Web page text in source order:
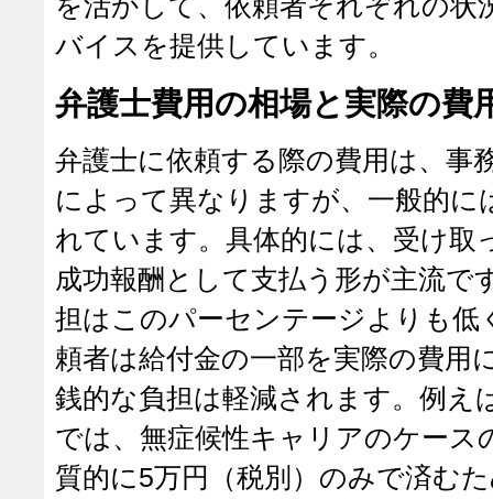
バイスを提供しています。
弁護士費用の相場と実際の費
弁護士に依頼する際の費用は、事
によって異なりますが、一般的に
れています。具体的には、受け取
成功報酬として支払う形が主流で
担はこのパーセンテージよりも低
頼者は給付金の一部を実際の費用
銭的な負担は軽減されます。例え
では、無症候性キャリアのケース
質的に5万円（税別）のみで済む